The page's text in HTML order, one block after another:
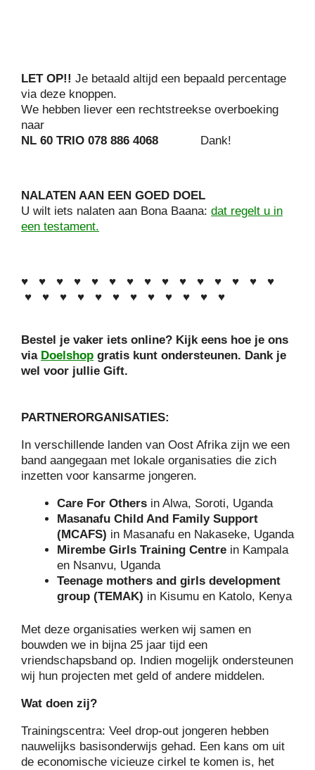
LET OP!! Je betaald altijd een bepaald percentage
via deze knoppen.
We hebben liever een rechtstreekse overboeking
naar
NL 60 TRIO 078 886 4068 Dank!
NALATEN AAN EEN GOED DOEL
U wilt iets nalaten aan Bona Baana: dat regelt u in
een testament.
♥ ♥ ♥ ♥ ♥ ♥ ♥ ♥ ♥ ♥ ♥ ♥ ♥ ♥ ♥
♥ ♥ ♥ ♥ ♥ ♥ ♥ ♥ ♥ ♥ ♥ ♥
Bestel je vaker iets online? Kijk eens hoe je ons
via Doelshop gratis kunt ondersteunen. Dank je
wel voor jullie Gift.
PARTNERORGANISATIES:
In verschillende landen van Oost Afrika zijn we een
band aangegaan met lokale organisaties die zich
inzetten voor kansarme jongeren.
Care For Others in Alwa, Soroti, Uganda
Masanafu Child And Family Support
(MCAFS) in Masanafu en Nakaseke, Uganda
Mirembe Girls Training Centre in Kampala
en Nsanvu, Uganda
Teenage mothers and girls development
group (TEMAK) in Kisumu en Katolo, Kenya
Met deze organisaties werken wij samen en
bouwden we in bijna 25 jaar tijd een
vriendschapsband op. Indien mogelijk ondersteunen
wij hun projecten met geld of andere middelen.
Wat doen zij?
Trainingscentra: Veel drop-out jongeren hebben
nauwelijks basisonderwijs gehad. Een kans om uit
de economische vicieuze cirkel te komen is, het